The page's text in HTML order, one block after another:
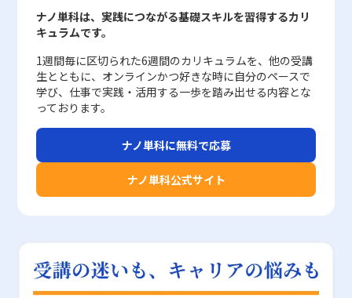
携を図ることで、健全な経営基盤の維持と、税務申告の効率化を実
現することが期待されます。
と、必要に応じた改善策の実施は、健全な経営基盤を構築する上で
欠かせないものである。経営者や財務担当者は、本記事で示した知
見を参考に、現状の数値分析とともに、改善のための具体策を検討
することが望まれる。最終的には、これらの指標を活用して経営の
リスクを最小限に抑え、将来に向けた持続可能な成長を実現するた
めの重要な一歩とすることができる。
場からの資金調達の条件や財務体質の違い、さらには経営戦略の違
いに起因するものであり、投資判断においては個別具体的な分析が
必要不可欠です。若手ビジネスマンが実務に参画する際には、こう
した微細な違いを理解し、単一の指標に依存せず複合的な視点から
投資案件を評価する能力が求められます。また、ハードルレートを
過信しすぎると、将来的なキャッシュフローの不確実性や意外なリ
スクを見落とす可能性もあるため、慎重なリスク管理が伴わなけれ
方法および実務での活用方法について、専門性の高い視点を踏まえ
て解説しました。ハードルレートは、企業が投資を行う際の必要最
低限の収益率を示す指標であり、資本コストWACCとリスクプレミ
アムを基に算出されるため、企業の資金調達コストや市場の金利環
急変に伴う柔軟な対応が求められるなど、投資評価指標としてのハ
ードルレートには注意すべき点も多々存在しています。特に、
的な視点が大切であり、投資と節税のバランスを考慮した上で制度
選択を進めることが重要である。 なお、確定申告の実施について
は、サラリーマンの場合でも年末調整ではカバーしきれない控除が
存在することから、必要に応じて確定申告を行うことが望ましい。
例えば、複数の控除制度を適用できる状況下や、副収入が増加して
源泉徴収の範囲を超えるケースでは、自主的な確定申告が最終的な
新の税制改正を踏まえ、サラリーマンおよび個人事業主の若手ビジ
ネスマンが実践可能な節税対策について、控除制度や確定申告の観
点から解説を行った。節税対策の基本は、所得控除と税額控除とい
う二つの柱に支えられており、各個人の収入形態、職務内容、家族
申告特別控除をはじめとした経費計上や、事業専従者給与、中小企
リスクが高まります。当座比率は、流動性の厳格な指標として、企
業の即時返済能力を詳細に把握するために用いられます。 【固定
比率】 固定比率は、企業が長期間保有する固定資産を自己資本に
よってどの程度賄っているかを示す指標です。計算式は「固定資産
÷ 自己資本 × 100（%）」となり、一般的には100％以下が望ま
しいとされています。これにより、固定資産の取得が過度な借入に
かを評価します。特定の設備投資が必要な業種では、この比率が高
くなる傾向があるため、業界平均との比較が重要となります。
【インスタント・カバレッジ・レシオ】 インスタント・カバレッ
ジ・レシオは、企業の安定した利益水準から支払金利などの固定費
判断され、企業の事業継続性に大きな疑問符が付けられます。 安
を明確に把握できます。 さらに、固定費と変動費の構成比率にも
留意する必要があります。 固定費は、家賃、人件費、減価償却
費、広告宣伝費など、売上の増減にかかわらず一定額が発生する費
用です。 これに対し、変動費は、原材料費や運送費、外注費、現
場の作業員の賃金など、売上に応じて増減する費用となります。
両者のバランスが崩れると、売上が多少減少しただけでも安全余裕
ため、日々の業務においては、固定費の削減や変動費のコントロー
ル、そして売上拡大のための戦略が不可欠とされます。 加えて、
安全余裕率の改善にあたっては、単にコスト削減に頼るのではな
く、製品やサービスの品質向上、マーケティング戦略の強化、新規
市場の開拓など、総合的な経営戦略が求められます。 経営の短期
義、計算方法、損益分岐点との関係から活用方法まで、経営の観点
から詳しく解説してきました。 安全余裕率は、企業がいかにして
ナノ単科は、実践につながる基礎スキルを習得するカリ
キュラムです。
1週間毎に区切られた6週間のカリキュラムを、他の受講
生とともに、オンラインかつ好きな時に自分のペースで
学び、仕事で実践・活用する一歩を踏み出せる内容とな
っております。
ナノ単科に無料で応募
ナノ単科公式サイト